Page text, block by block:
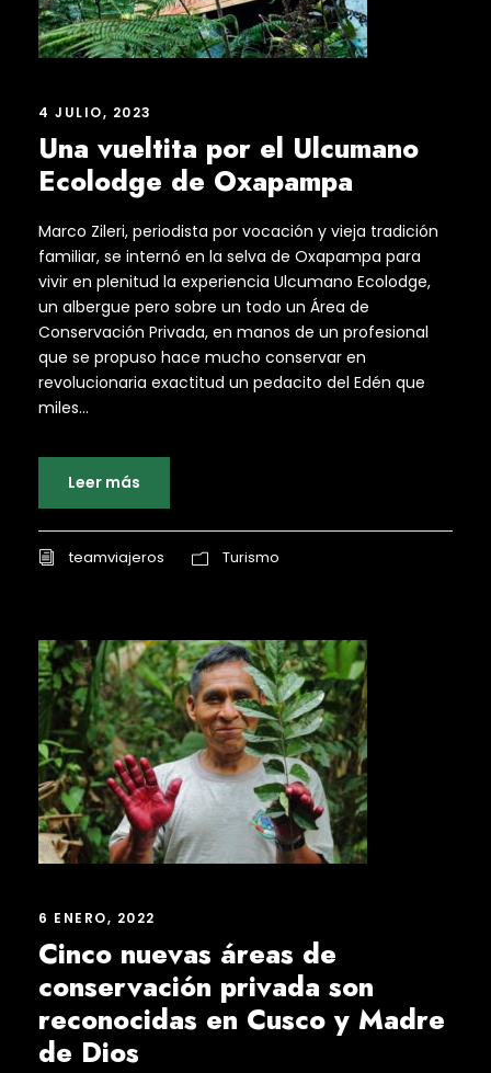
4 JULIO, 2023
Una vueltita por el Ulcumano
Ecolodge de Oxapampa
Marco Zileri, periodista por vocación y vieja tradición
familiar, se internó en la selva de Oxapampa para
vivir en plenitud la experiencia Ulcumano Ecolodge,
un albergue pero sobre un todo un Área de
Conservación Privada, en manos de un profesional
que se propuso hace mucho conservar en
revolucionaria exactitud un pedacito del Edén que
miles...
Leer más
teamviajeros Turismo
6 ENERO, 2022
Cinco nuevas áreas de
conservación privada son
reconocidas en Cusco y Madre
de Dios